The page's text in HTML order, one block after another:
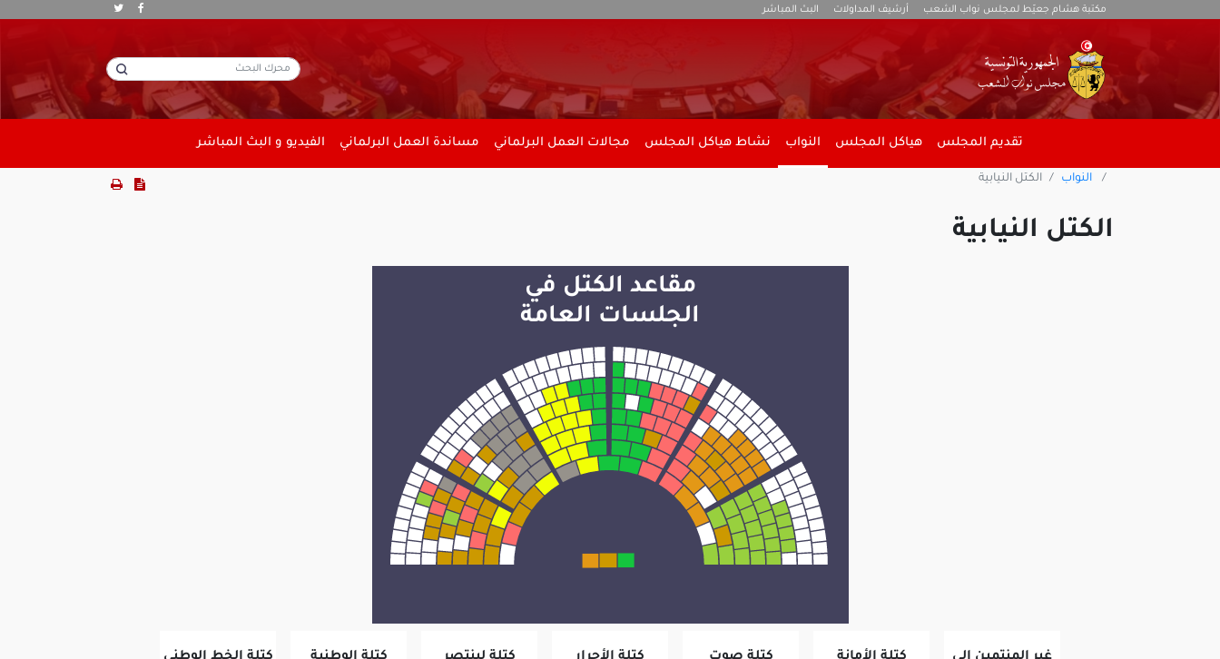
مكتبة هشام جعيّط لمجلس نواب الشعب أرشيف المداولات البث المباشر
تقديم المجلس هياكل المجلس النواب نشاط هياكل المجلس مجالات العمل البرلماني مساندة العمل البرلماني الفيديو و البث المباشر
النواب الكتل النيابية
الكتل النيابية
مقاعد الكتل في
الجلسات العامة